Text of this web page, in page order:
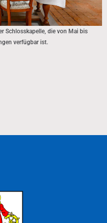
Schlosskapelle, die von Mai bis
verfügbar ist.